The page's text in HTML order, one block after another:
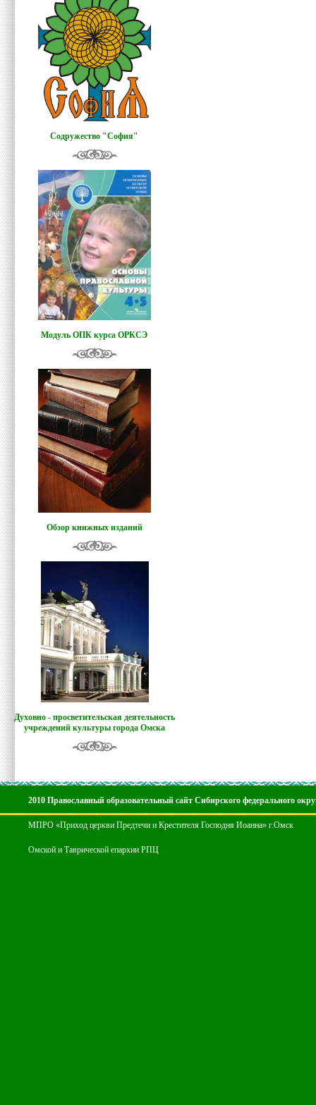
Содружество "София"
Модуль ОПК курса ОРКСЭ
Обзор книжных изданий
Духовно - просветительская деятельность
учреждений культуры города Омска
2010 Православный образовательный сайт Сибирского федерального
МПРО «Приход церкви Предтечи и Крестителя Господня Иоанна» г.Омск
Омской и Таврической епархии РПЦ